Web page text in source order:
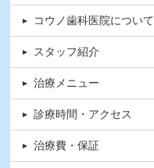
コウノ歯科医院について
スタッフ紹介
治療メニュー
診療時間・アクセス
治療費・保証